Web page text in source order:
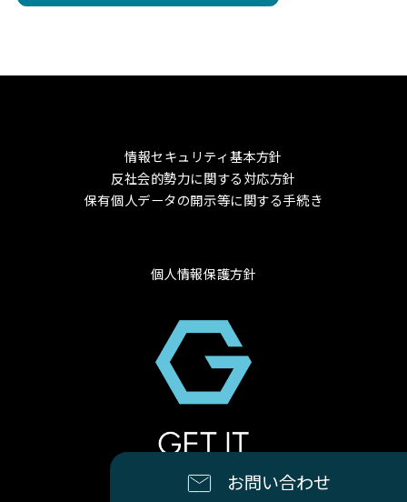
お問い合わせ
情報セキュリティ基本方針
反社会的勢力に関する対応方針
保有個人データの開示等に関する手続き
個人情報保護方針